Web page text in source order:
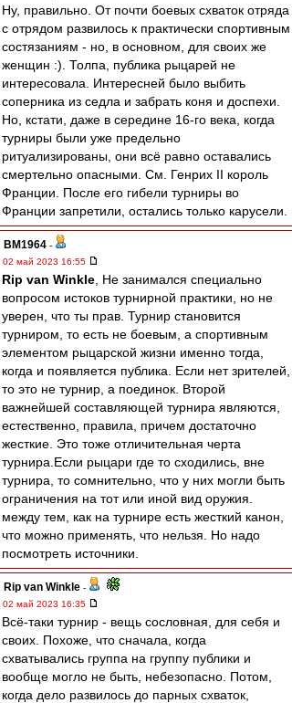
Ну, правильно. От почти боевых схваток отряда
с отрядом развилось к практически спортивным
состязаниям - но, в основном, для своих же
женщин :). Толпа, публика рыцарей не
интересовала. Интересней было выбить
соперника из седла и забрать коня и доспехи.
Но, кстати, даже в середине 16-го века, когда
турниры были уже предельно
ритуализированы, они всё равно оставались
смертельно опасными. См. Генрих II король
Франции. После его гибели турниры во
Франции запретили, остались только карусели.
BM1964 -
02 май 2023 16:55
Rip van Winkle , Не занимался специально
вопросом истоков турнирной практики, но не
уверен, что ты прав. Турнир становится
турниром, то есть не боевым, а спортивным
элементом рыцарской жизни именно тогда,
когда и появляется публика. Если нет зрителей,
то это не турнир, а поединок. Второй
важнейшей составляющей турнира являются,
естественно, правила, причем достаточно
жесткие. Это тоже отличительная черта
турнира.Если рыцари где то сходились, вне
турнира, то сомнительно, что у них могли быть
ограничения на тот или иной вид оружия.
между тем, как на турнире есть жесткий канон,
что можно применять, что нельзя. Но надо
посмотреть источники.
Rip van Winkle -
02 май 2023 16:35
Всё-таки турнир - вещь сословная, для себя и
своих. Похоже, что сначала, когда
схватывались группа на группу публики и
вообще могло не быть, небезопасно. Потом,
когда дело развилось до парных схваток,